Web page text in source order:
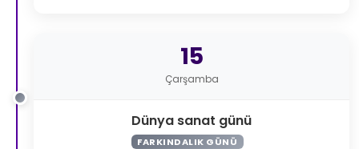
15
Çarşamba
Dünya sanat günü
FARKINDALIK GÜNÜ